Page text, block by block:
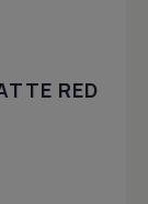
RED